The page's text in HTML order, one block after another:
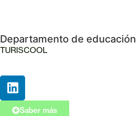
Departamento de educación
TURISCOOL
Saber más